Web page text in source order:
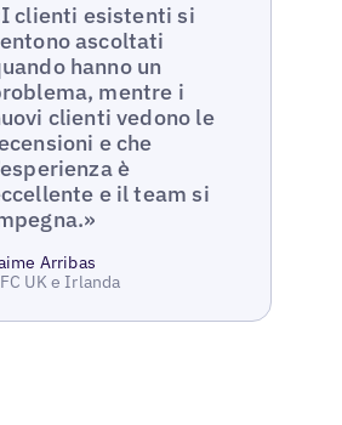
clienti esistenti si
ascoltati
hanno un
mentre i
clienti vedono le
e che
è
e il team si
Arribas
UK e Irlanda